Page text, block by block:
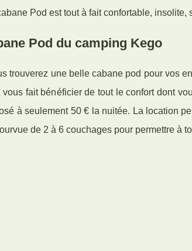
Pod est tout à fait confortable,
Pod du camping Kego
trouverez une belle cabane pod pour vos
vous fait bénéficier de tout le confort dont
à seulement 50 € la nuitée. La location
de 2 à 6 couchages pour permettre à